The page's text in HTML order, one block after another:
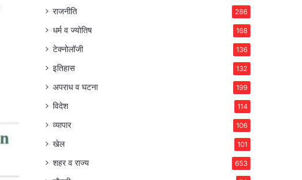
राजनीति 286
धर्म व ज्योतिष 168
टेक्नोलॉजी 136
इतिहास 132
अपराध व घटना 199
विदेश 114
व्यापार 106
खेल 101
शहर व राज्य 653